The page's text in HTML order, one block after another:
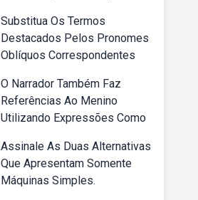
Substitua Os Termos
Destacados Pelos Pronomes
Oblíquos Correspondentes
O Narrador Também Faz
Referências Ao Menino
Utilizando Expressões Como
Assinale As Duas Alternativas
Que Apresentam Somente
Máquinas Simples.